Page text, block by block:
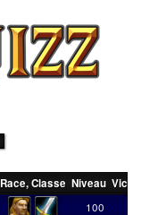
Race,Classe Niveau Victoires
100